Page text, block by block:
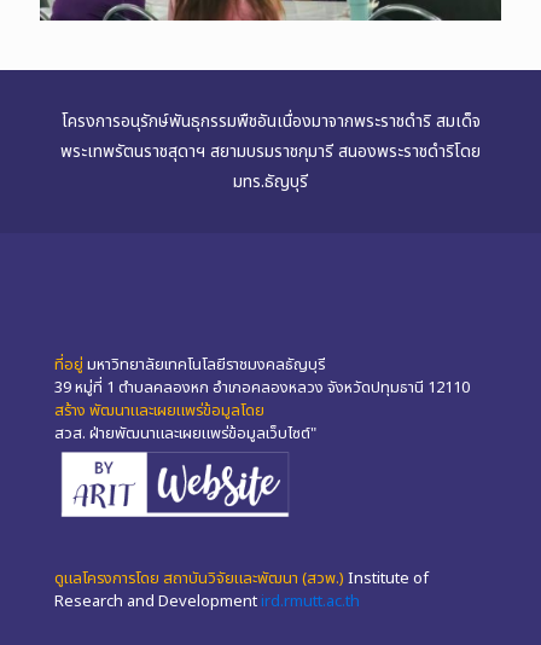
โครงการอนุรักษ์พันธุกรรมพืชอันเนื่องมาจากพระราชดำริ สมเด็จ
พระเทพรัตนราชสุดาฯ สยามบรมราชกุมารี สนองพระราชดำริโดย
มทร.ธัญบุรี
ที่อยู่ มหาวิทยาลัยเทคโนโลยีราชมงคลธัญบุรี
39 หมู่ที่ 1 ตำบลคลองหก อำเภอคลองหลวง จังหวัดปทุมธานี 12110
สร้าง พัฒนาและเผยแพร่ข้อมูลโดย
สวส. ฝ่ายพัฒนาและเผยแพร่ข้อมูลเว็บไซต์"
ดูแลโครงการโดย สถาบันวิจัยและพัฒนา (สวพ.) Institute of
Research and Development ird.rmutt.ac.th